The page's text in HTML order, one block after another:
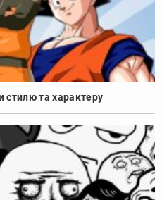
стилю та характеру